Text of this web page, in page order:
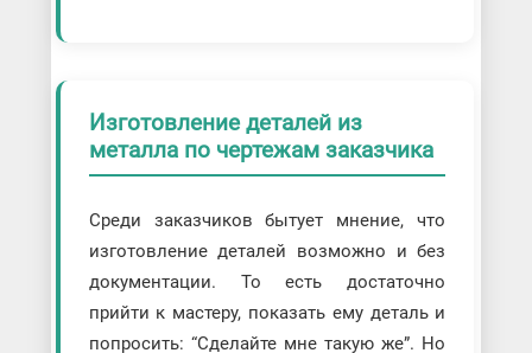
Изготовление деталей из
металла по чертежам заказчика
Среди заказчиков бытует мнение, что
изготовление деталей возможно и без
документации. То есть достаточно
прийти к мастеру, показать ему деталь и
попросить: “Сделайте мне такую же”. Но